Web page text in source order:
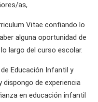
as,
Vitae confiando lo
alguna oportunidad de
largo del curso escolar.
Educación Infantil y
dispongo de experiencia
en educación infantil